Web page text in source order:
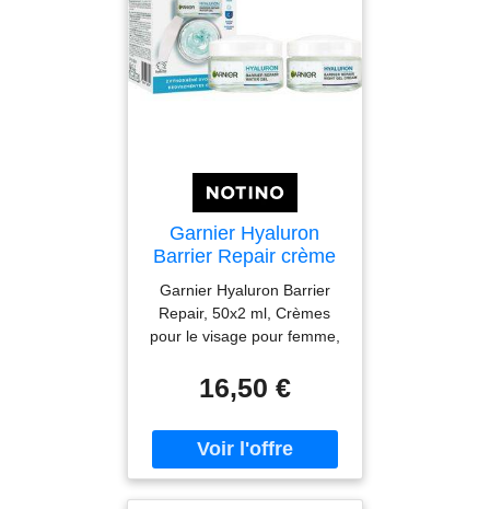
Garnier Hyaluron
Barrier Repair crème
jour et nuit pour le
renforcement de la
barrière cutanée
Garnier Hyaluron Barrier
Repair, 50x2 ml, Crèmes
pour le visage pour femme,
sous-estimer les soins de
votre visage ? Utilisez
chaque jour une crème
hydratante – elle constitue
le soin de base dont
aucune routine de soins ne
16,50 €